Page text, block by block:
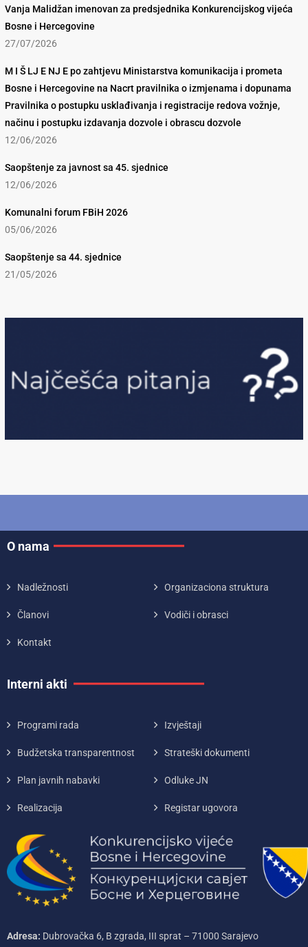
Vanja Malidžan imenovan za predsjednika Konkurencijskog vijeća
Bosne i Hercegovine
27/07/2026
M I Š LJ E NJ E po zahtjevu Ministarstva komunikacija i prometa
Bosne i Hercegovine na Nacrt pravilnika o izmjenama i dopunama
Pravilnika o postupku usklađivanja i registracije redova vožnje,
načinu i postupku izdavanja dozvole i obrascu dozvole
12/06/2026
Saopštenje za javnost sa 45. sjednice
12/06/2026
Komunalni forum FBiH 2026
05/06/2026
Saopštenje sa 44. sjednice
21/05/2026
O nama
Nadležnosti Organizaciona struktura
Članovi Vodiči i obrasci
Kontakt
Interni akti
Programi rada Izvještaji
Budžetska transparentnost Strateški dokumenti
Plan javnih nabavki Odluke JN
Realizacija Registar ugovora
Adresa: Dubrovačka 6, B zgrada, III sprat – 71000‌ Sarajevo